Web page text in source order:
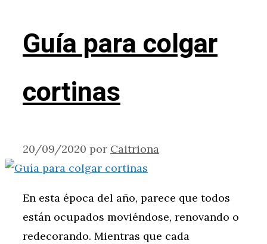
Guía para colgar
cortinas
20/09/2020 por Caitriona
En esta época del año, parece que todos
están ocupados moviéndose, renovando o
redecorando. Mientras que cada